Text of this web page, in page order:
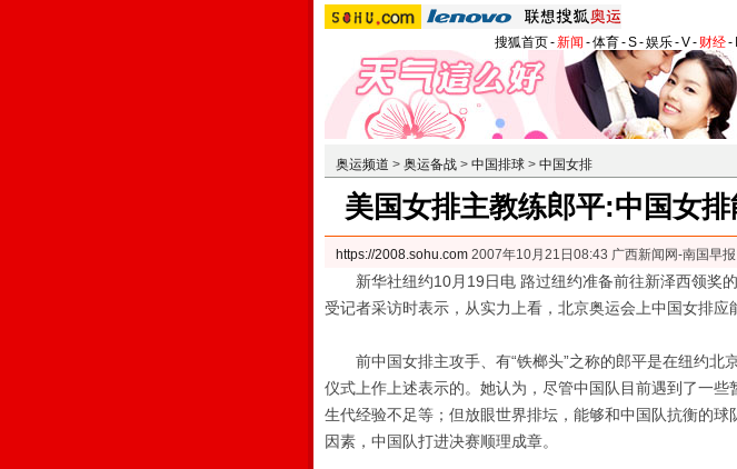
搜狐首页-新闻 -体育-S-娱乐-V- 财经-
奥运频道 > 奥运备战 > 中国排球 > 中国女排
美国女排主教练郎平:中国女
https://2008.sohu.com 2007年10月21日08:43 广西新闻网-南国早报
新华社纽约10月19日电 路过纽约准备前往新泽西领奖
受记者采访时表示，从实力上看，北京奥运会上中国女排应
前中国女排主攻手、有“铁榔头”之称的郎平是在纽约北
仪式上作上述表示的。 她认为，尽管中国队目前遇到了一
生代经验不足等；但放眼世界排坛，能够和中国队抗衡的球
因素，中国队打进决赛顺理成章。